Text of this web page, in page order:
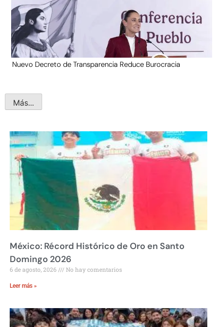
Nuevo Decreto de Transparencia Reduce Burocracia
Más...
México: Récord Histórico de Oro en Santo
Domingo 2026
6 de agosto, 2026 No hay comentarios
Leer más »